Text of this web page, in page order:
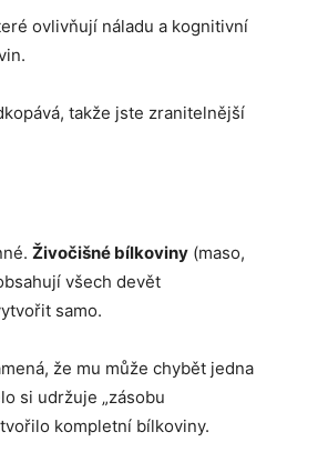
ovlivňují náladu a kognitivní
takže jste zranitelnější
Živočišné bílkoviny (maso,
všech devět
samo.
že mu může chybět jedna
si udržuje „zásobu
kompletní bílkoviny.